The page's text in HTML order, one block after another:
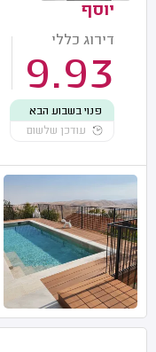
יוסף
דירוג כללי
9.93
פנוי בשבוע הבא
עודכן שלשום